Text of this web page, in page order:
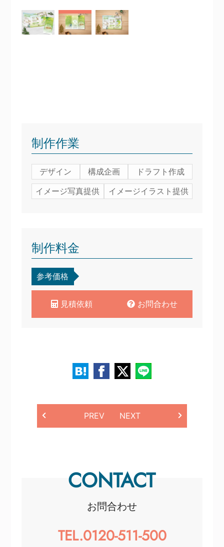
制作作業
デザイン 構成企画
ドラフト作成
イメージ写真提供
イメージイラスト提供
制作料金
参考価格
見積依頼 お問合わせ
PREV NEXT
CONTACT
お問合わせ
TEL.0120-511-500